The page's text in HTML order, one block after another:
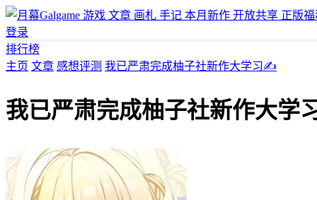
游戏 文章 画札 手记 本月新作 开放共享 正版
登录
排行榜
主页 文章 感想评测 我已严肃完成柚子社新作大学习✍
我已严肃完成柚子社新作大